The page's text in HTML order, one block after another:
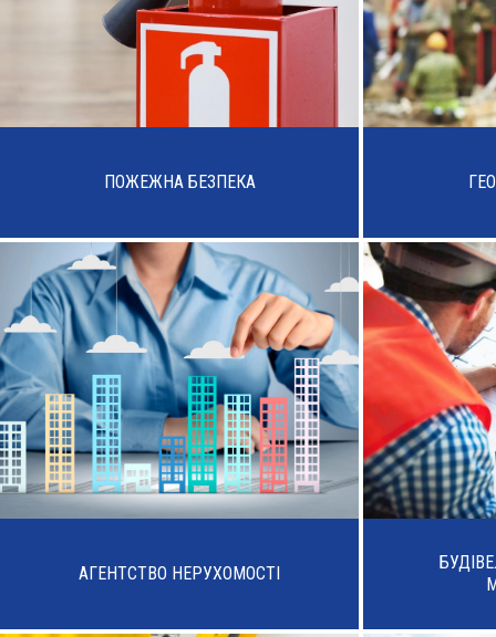
ПОЖЕЖНА БЕЗПЕКА
АГЕНТСТВО НЕРУХОМОСТІ